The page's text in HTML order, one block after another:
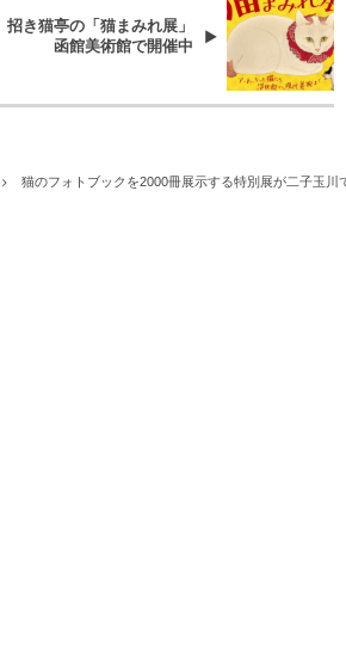
き猫亭の「猫まみれ展」
函館美術館で開催中
猫のフォトブックを2000冊展示する特別展が二子玉川